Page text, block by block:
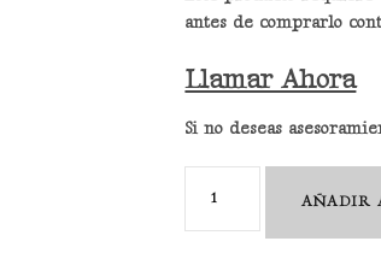
antes de comprarlo
Llamar Ahora
Si no deseas
AÑADIR